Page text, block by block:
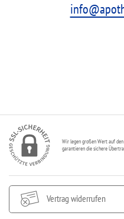
Wir legen großen Wert auf
garantieren die sichere
Vertrag widerrufen